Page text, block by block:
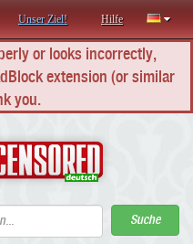
Unser Ziel! Hilfe
or looks incorrectly,
extension (or similar
you.
Suche